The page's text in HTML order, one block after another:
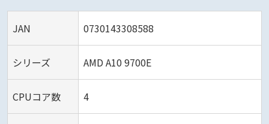
JAN 0730143308588
シリーズ AMD A10 9700E
CPUコア数 4